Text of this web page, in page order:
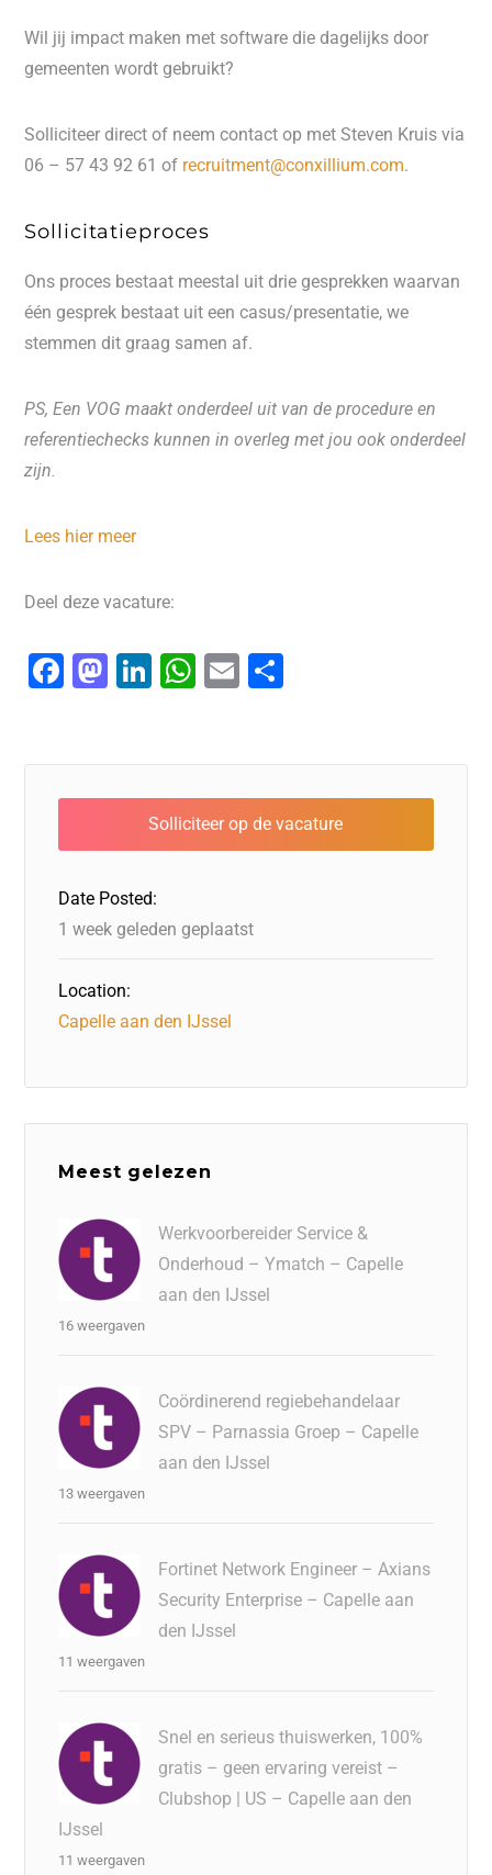
Wil jij impact maken met software die dagelijks door
gemeenten wordt gebruikt?
Solliciteer direct of neem contact op met Steven Kruis via
06 – 57 43 92 61 of recruitment@conxillium.com.
Sollicitatieproces
Ons proces bestaat meestal uit drie gesprekken waarvan
één gesprek bestaat uit een casus/presentatie, we
stemmen dit graag samen af.
PS, Een VOG maakt onderdeel uit van de procedure en
referentiechecks kunnen in overleg met jou ook onderdeel
zijn.
Lees hier meer
Deel deze vacature:
F
e
b
o
o
k
M
o
d
o
Li
e
dI
n
W
s
A
p
E
l
n
Date Posted:
1 week geleden geplaatst
Location:
Capelle aan den IJssel
Meest gelezen
Werkvoorbereider Service &
Onderhoud – Ymatch – Capelle
aan den IJssel
16 weergaven
Coördinerend regiebehandelaar
SPV – Parnassia Groep – Capelle
aan den IJssel
13 weergaven
Fortinet Network Engineer – Axians
Security Enterprise – Capelle aan
den IJssel
11 weergaven
Snel en serieus thuiswerken, 100%
gratis – geen ervaring vereist –
Clubshop | US – Capelle aan den
IJssel
11 weergaven